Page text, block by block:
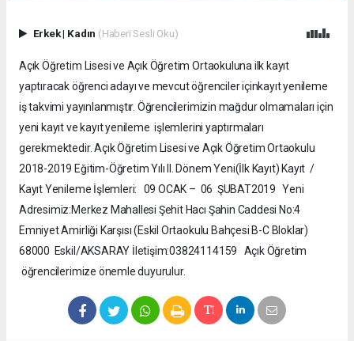
Erkek| Kadın (Haberi Sesli Oku)
Açık Öğretim Lisesi ve Açık Öğretim Ortaokuluna ilk kayıt
yaptıracak öğrenci adayı ve mevcut öğrenciler içinkayıt yenileme
iş takvimi yayınlanmıştır. Öğrencilerimizin mağdur olmamaları için
yeni kayıt ve kayıt yenileme işlemlerini yaptırmaları
gerekmektedir. Açık Öğretim Lisesi ve Açık Öğretim Ortaokulu
2018-2019 Eğitim-Öğretim Yılı II. Dönem Yeni(İlk Kayıt) Kayıt /
Kayıt Yenileme İşlemleri: 09 OCAK – 06 ŞUBAT2019 Yeni
Adresimiz:Merkez Mahallesi Şehit Hacı Şahin Caddesi No:4
Emniyet Amirliği Karşısı (Eskil Ortaokulu Bahçesi B-C Bloklar)
68000 Eskil/AKSARAY İletişim:03824114159 Açık Öğretim
öğrencilerimize önemle duyurulur.